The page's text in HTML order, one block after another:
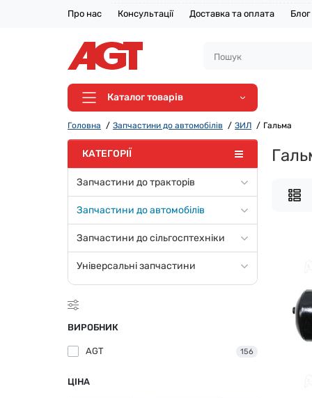
Про нас Консультації Доставка та оплата Блог
Каталог товарів
Головна Запчастини до автомобілів ЗИЛ Гальма
КАТЕГОРІЇ
Запчастини до тракторів
Запчастини до автомобілів
Запчастини до сільгосптехніки
Універсальні запчастини
ВИРОБНИК
AGT 156
ЦІНА